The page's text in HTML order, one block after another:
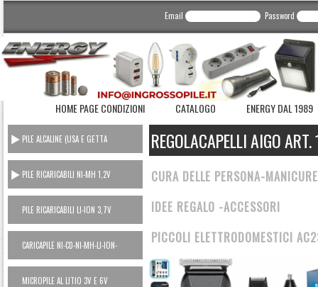
Email Password
HOME PAGE CONDIZIONI CATALOGO ENERGY DAL 1989
PILE ALCALINE (USA E GETTA
CONSUMER)
PILE RICARICABILI NI-MH 1,2V
PILE RICARICABILI LI-ION 3,7V
CARICAPILE NI-CD-NI-MH-LI-ION-
POWER BANK
MICROPILE AL LITIO 3V E 6V
REGOLACAPELLI AIGO
CURA DELLE PERSONA-
IDEE REGALO -ACCESSORI
PICCOLI ELETTRODOMESTICI